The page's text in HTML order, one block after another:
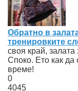
Обратно в
тренировките
своя край, залата
Споко. Ето как
време!
0
4045